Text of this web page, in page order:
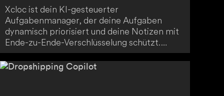
Xcloc ist dein KI-gesteuerter
Aufgabenmanager, der deine Aufgaben
dynamisch priorisiert und deine Notizen mit
Ende-zu-Ende-Verschlüsselung schützt.
Entworfen, um Aufschieberitis zu
bekämpfen, deine Planung zu optimieren
und sicherzustellen, dass du dich auf das